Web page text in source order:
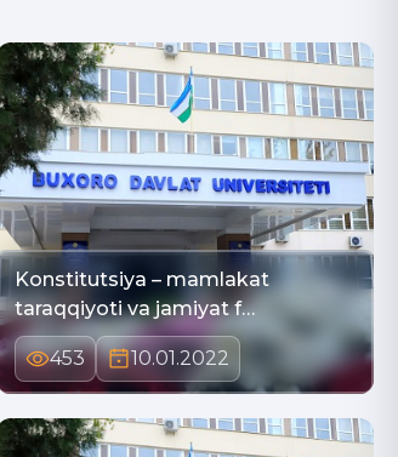
Konstitutsiya – mamlakat
taraqqiyoti va jamiyat f…
453 10.01.2022